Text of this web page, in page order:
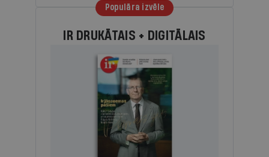
Populāra izvēle
IR DRUKĀTAIS + DIGITĀLAIS